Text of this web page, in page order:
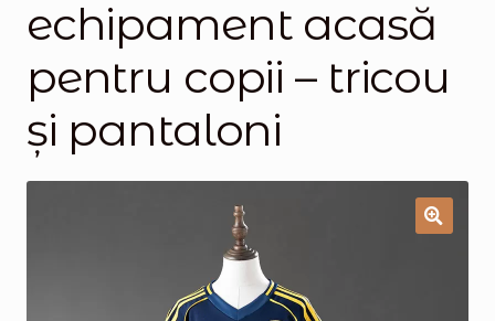
Magazinul
echipament acasă
pentru copii – tricou
și pantaloni